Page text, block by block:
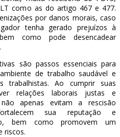
como as do artigo 467 e 477.
por danos morais, caso
tenha gerado prejuízos à
como pode desencadear
são passos essenciais para
de trabalho saudável e
trabalhistas. Ao cumprir suas
relações laborais justas e
apenas evitam a rescisão
sua reputação e
bem como promovem um
riscos.